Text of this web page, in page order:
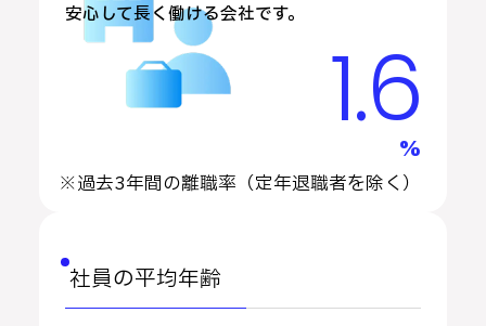
安心して長く働ける会社です。
1.6
%
※過去3年間の離職率（定年退職者を除く）
社員の平均年齢